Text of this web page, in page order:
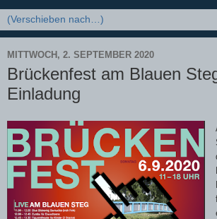
MITTWOCH, 2. SEPTEMBER 2020
Brückenfest am Blauen
Einladung